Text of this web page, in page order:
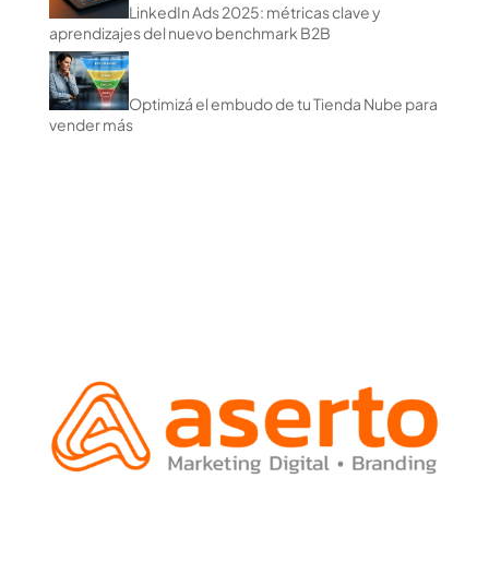
LinkedIn Ads 2025: métricas clave y
aprendizajes del nuevo benchmark B2B
Optimizá el embudo de tu Tienda Nube para
vender más